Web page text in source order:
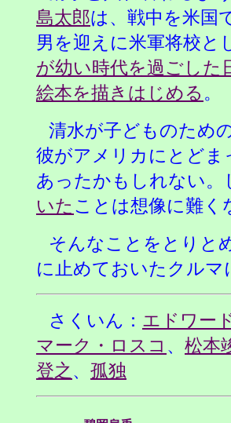
島太郎は、戦中を米国
男を迎えに米軍将校と
が幼い時代を過ごした
絵本を描きはじめる 。
清水が子どものため
彼がアメリカにとど
あったかもしれない。
いた ことは想像に難く
そんなことをとりと
に止めておいたクル
さくいん： エドワー
マーク・ロスコ 、 松本
登之、 孤独